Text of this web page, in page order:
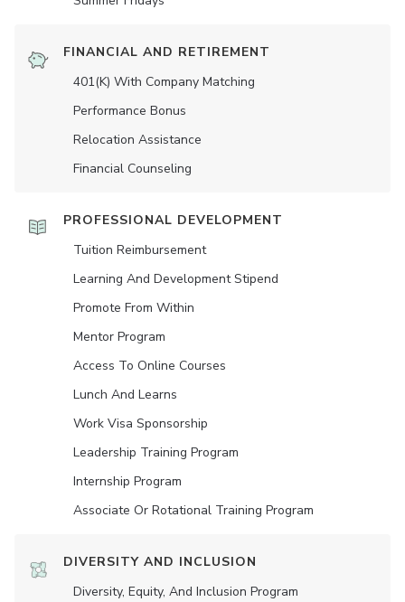
FINANCIAL AND RETIREMENT
401(K) With Company Matching
Performance Bonus
Relocation Assistance
Financial Counseling
PROFESSIONAL DEVELOPMENT
Tuition Reimbursement
Learning And Development Stipend
Promote From Within
Mentor Program
Access To Online Courses
Lunch And Learns
Work Visa Sponsorship
Leadership Training Program
Internship Program
Associate Or Rotational Training Program
DIVERSITY AND INCLUSION
Diversity, Equity, And Inclusion Program